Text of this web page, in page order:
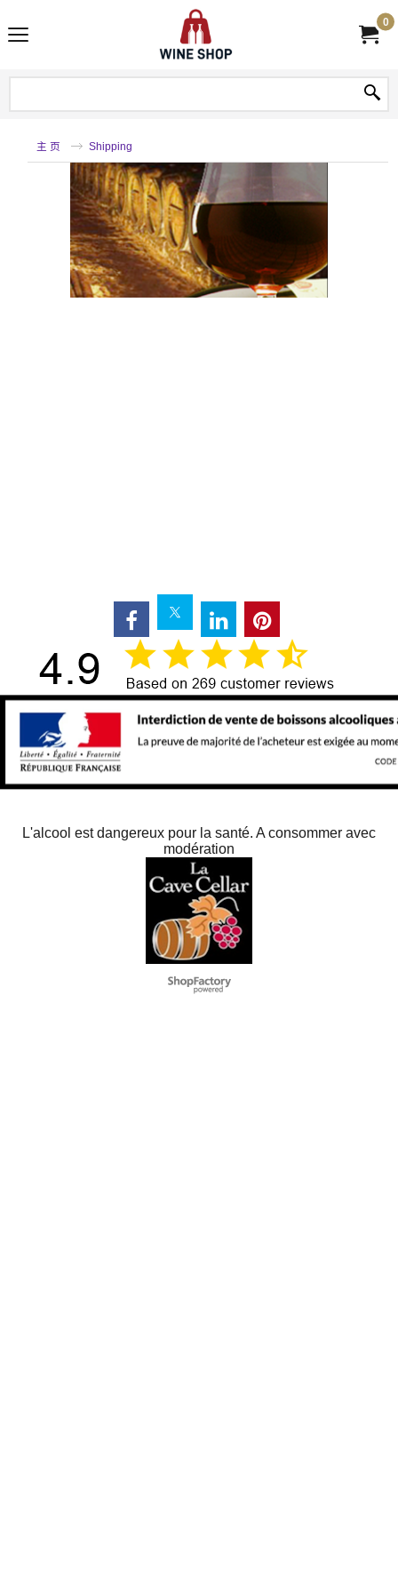
0
主 页 Shipping
L'alcool est dangereux pour la santé. A consommer avec
modération
To create online store
ShopFactory eCommerce